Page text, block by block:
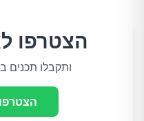
הצטרפו
ותקבלו תכנים